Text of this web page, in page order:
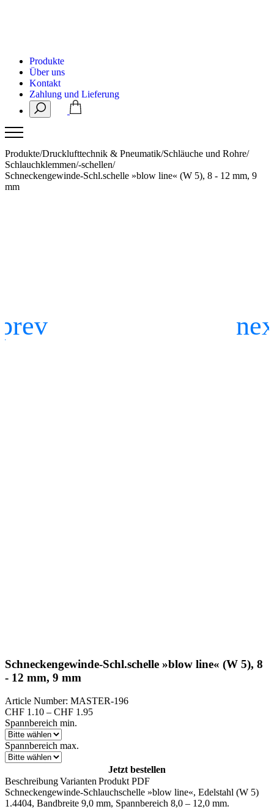
Produkte
Über uns
Kontakt
Zahlung und Lieferung
Produkte/Drucklufttechnik & Pneumatik/Schläuche und Rohre/
Schlauchklemmen/-schellen/
Schneckengewinde-Schl.schelle »blow line« (W 5), 8 - 12 mm, 9
mm
Schneckengewinde-Schl.schelle »blow line« (W 5), 8
- 12 mm, 9 mm
Article Number: MASTER-196
CHF 1.10 – CHF 1.95Preisspanne:
Spannbereich min.
Spannbereich max.
Jetzt bestellen
BeschreibungVarianten Produkt PDF
Schneckengewinde-Schlauchschelle »blow line«, Edelstahl (W 5)
1.4404, Bandbreite 9,0 mm, Spannbereich 8,0 – 12,0 mm.